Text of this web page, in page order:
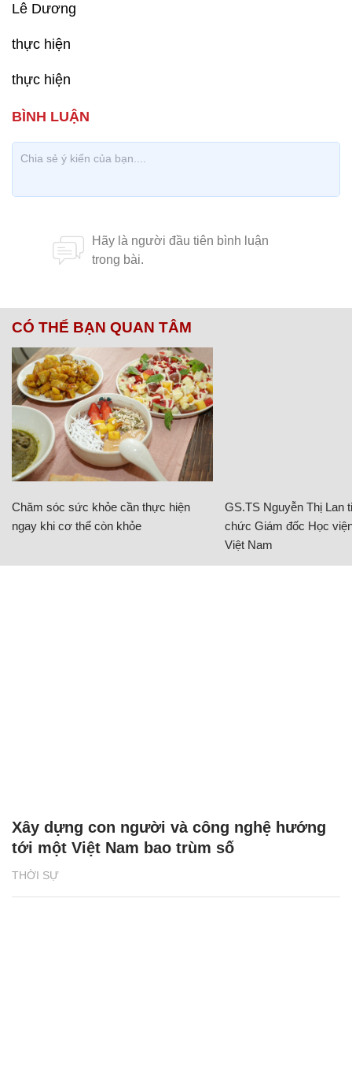
Lê Dương
thực hiện
thực hiện
CÓ THỂ BẠN QUAN TÂM
Chăm sóc sức khỏe cần thực hiện
ngay khi cơ thể còn khỏe
GS.TS Nguyễn Thị Lan
chức Giám đốc Học
Việt Nam
THỜI SỰ
Xây dựng con người và công nghệ hướng
tới một Việt Nam bao trùm số